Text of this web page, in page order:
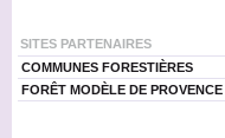
SITES PARTENAIRES
COMMUNES FORESTIÈRES
FORÊT MODÈLE DE PROVENCE